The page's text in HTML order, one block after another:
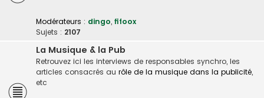
Modérateurs : dingo, fifoox
Sujets : 2107
La Musique & la Pub
Retrouvez ici les interviews de responsables synchro, les
articles consacrés au rôle de la musique dans la publicité,
etc